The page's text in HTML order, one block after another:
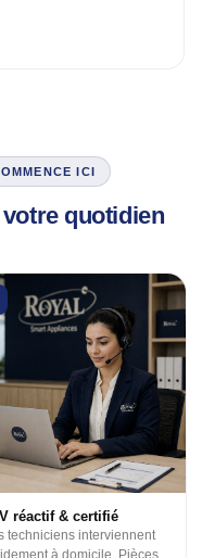
VENTILATION
3 en 1
Industrielle
ICI
votre quotidien
réactif & certifié
techniciens interviennent
à domicile. Pièces